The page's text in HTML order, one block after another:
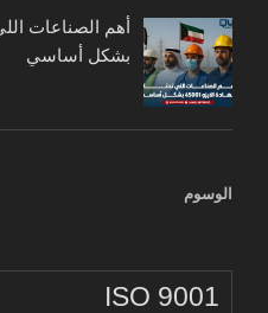
بشكل أساسي
الوسوم
ISO 9001